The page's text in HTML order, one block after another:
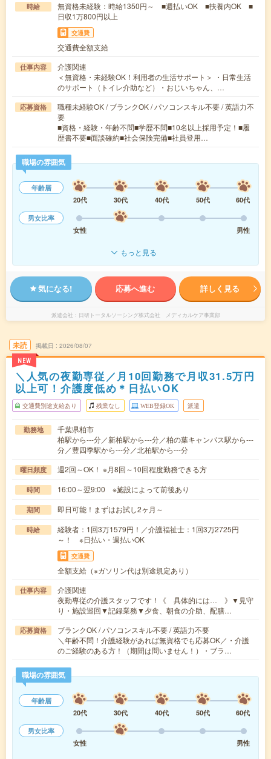
時給
無資格未経験：時給1350円～ ■週払いOK ■扶養内OK ■
日収1万800円以上
交通費
交通費全額支給
仕事内容
介護関連
＜無資格・未経験OK！利用者の生活サポート＞ ・日常生活
のサポート（トイレ介助など）・おじいちゃん、…
応募資格
職種未経験OK / ブランクOK / パソコンスキル不要 / 英語力不
要
■資格・経験・年齢不問■学歴不問■10名以上採用予定！■履
歴書不要■面談確約■社会保険完備■社員登用…
職場の雰囲気
年齢層
20代
30代 40代 50代
60代
男女比率
女性
男性
もっと見る
気になる! 応募へ進む 詳しく見る
派遣会社 日研トータルソーシング株式会社 メディカルケア事業部
未読
NEW
掲載日 2026/08/07
＼人気の夜勤専従／月10回勤務で月収31.5万円
以上可！介護度低め＊日払いOK
交通費別途支給あり 残業なし WEB登録OK 派遣
勤務地
千葉県柏市
柏駅から---分／新柏駅から---分／柏の葉キャンパス駅から---
分／豊四季駅から---分／北柏駅から---分
曜日頻度 週2回～OK！ ※月8回～10回程度勤務できる方
時間 16:00～翌9:00 ※施設によって前後あり
期間 即日可能！まずはお試し2ヶ月～
時給
経験者：1回3万1579円！／介護福祉士：1回3万2725円
～！ ※日払い・週払いOK
交通費
全額支給（※ガソリン代は別途規定あり）
仕事内容
介護関連
夜勤専従の介護スタッフです！《 具体的には… 》▼見守
り・施設巡回▼記録業務▼夕食、朝食の介助、配膳…
応募資格
ブランクOK / パソコンスキル不要 / 英語力不要
＼年齢不問！介護経験があれば無資格でも応募OK／・介護
のご経験のある方！（期間は問いません！）・ブラ…
職場の雰囲気
年齢層
20代
30代 40代 50代
60代
男女比率
女性
男性